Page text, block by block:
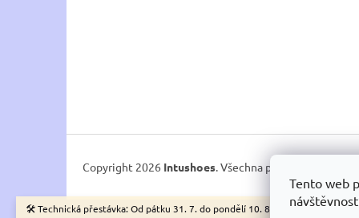
Tento web
🛠️ Technická přestávka: Od pátku 31. 7. do pondělí 10. 8. budu na e-shopu
Copyright 2026 Intushoes. Všechna práva vyhrazena.